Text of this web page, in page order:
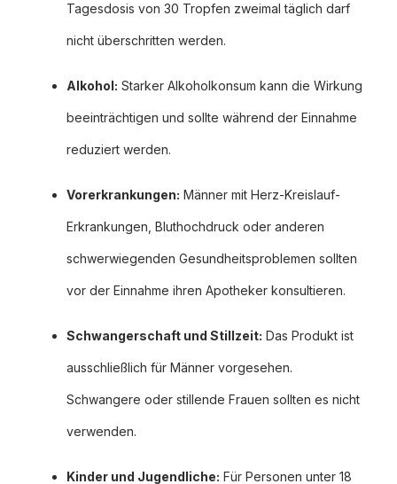
Tagesdosis von 30 Tropfen zweimal täglich darf
nicht überschritten werden.
Alkohol: Starker Alkoholkonsum kann die Wirkung
beeinträchtigen und sollte während der Einnahme
reduziert werden.
Vorerkrankungen: Männer mit Herz-Kreislauf-
Erkrankungen, Bluthochdruck oder anderen
schwerwiegenden Gesundheitsproblemen sollten
vor der Einnahme ihren Apotheker konsultieren.
Schwangerschaft und Stillzeit: Das Produkt ist
ausschließlich für Männer vorgesehen.
Schwangere oder stillende Frauen sollten es nicht
verwenden.
Kinder und Jugendliche: Für Personen unter 18